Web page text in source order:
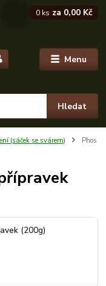
Menu
Hledat
0 ks za 0,00 Kč
(sáček se svárem)
Phos